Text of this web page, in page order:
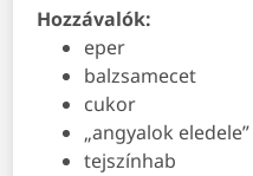
Hozzávalók:
eper
balzsamecet
cukor
„angyalok eledele”
tejszínhab